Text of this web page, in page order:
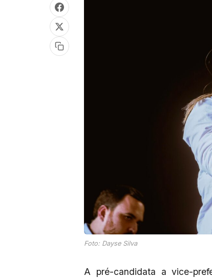
Foto: Dayse Silva
A pré-candidata a vice-